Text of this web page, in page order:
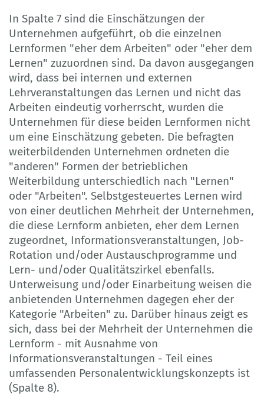
In Spalte 7 sind die Einschätzungen der
Unternehmen aufgeführt, ob die einzelnen
Lernformen "eher dem Arbeiten" oder "eher dem
Lernen" zuzuordnen sind. Da davon ausgegangen
wird, dass bei internen und externen
Lehrveranstaltungen das Lernen und nicht das
Arbeiten eindeutig vorherrscht, wurden die
Unternehmen für diese beiden Lernformen nicht
um eine Einschätzung gebeten. Die befragten
weiterbildenden Unternehmen ordneten die
"anderen" Formen der betrieblichen
Weiterbildung unterschiedlich nach "Lernen"
oder "Arbeiten". Selbstgesteuertes Lernen wird
von einer deutlichen Mehrheit der Unternehmen,
die diese Lernform anbieten, eher dem Lernen
zugeordnet, Informationsveranstaltungen, Job-
Rotation und/oder Austauschprogramme und
Lern- und/oder Qualitätszirkel ebenfalls.
Unterweisung und/oder Einarbeitung weisen die
anbietenden Unternehmen dagegen eher der
Kategorie "Arbeiten" zu. Darüber hinaus zeigt es
sich, dass bei der Mehrheit der Unternehmen die
Lernform - mit Ausnahme von
Informationsveranstaltungen - Teil eines
umfassenden Personalentwicklungskonzepts ist
(Spalte 8).